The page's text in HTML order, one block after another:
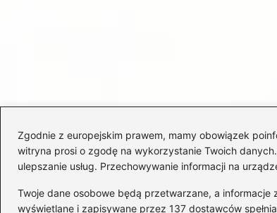
Zgodnie z europejskim prawem, mamy obowiązek
witryna prosi o zgodę na wykorzystanie Twoich
ulepszanie usług. Przechowywanie informacji na
Twoje dane osobowe będą przetwarzane, a
wyświetlane i zapisywane przez 137 dostawców